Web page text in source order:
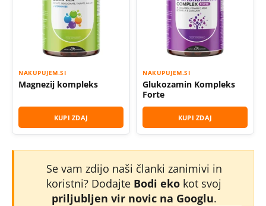
NAKUPUJEM.SI
Magnezij kompleks
KUPI ZDAJ
NAKUPUJEM.SI
Glukozamin Kompleks
Forte
KUPI ZDAJ
Se vam zdijo naši članki zanimivi in
koristni? Dodajte Bodi eko kot svoj
priljubljen vir novic na Googlu.